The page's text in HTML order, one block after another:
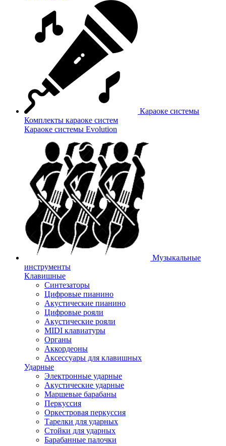
Караоке системы
Комплекты караоке систем
Караоке системы Evolution
Музыкальные
инструменты
Клавишные
Синтезаторы
Цифровые пианино
Акустические пианино
Цифровые рояли
Акустические рояли
MIDI клавиатуры
Органы
Аккордеоны
Аксессуары для клавишных
Ударные
Электронные ударные
Акустические ударные
Маршевые барабаны
Перкуссия
Оркестровая перкуссия
Тарелки для ударных
Стойки для ударных
Барабанные палочки